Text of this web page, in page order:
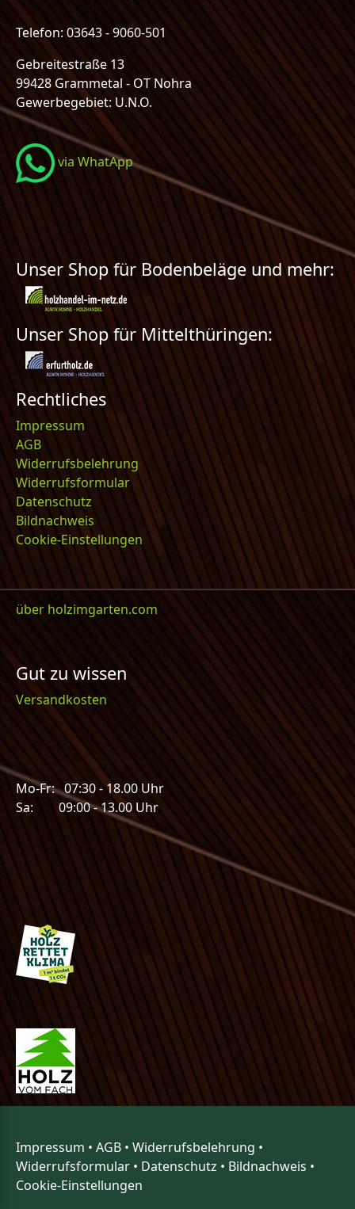
Telefon: 03643 - 9060-501
Gebreitestraße 13
99428 Grammetal - OT Nohra
Gewerbegebiet: U.N.O.
via WhatApp
Unser Shop für Bodenbeläge und mehr:
Unser Shop für Mittelthüringen:
Rechtliches
Impressum
AGB
Widerrufsbelehrung
Widerrufsformular
Datenschutz
Bildnachweis
Cookie-Einstellungen
über holzimgarten.com
Gut zu wissen
Versandkosten
Mo-Fr: 07:30 - 18.00 Uhr
Sa: 09:00 - 13.00 Uhr
Impressum • AGB • Widerrufsbelehrung •
Widerrufsformular • Datenschutz • Bildnachweis •
Cookie-Einstellungen